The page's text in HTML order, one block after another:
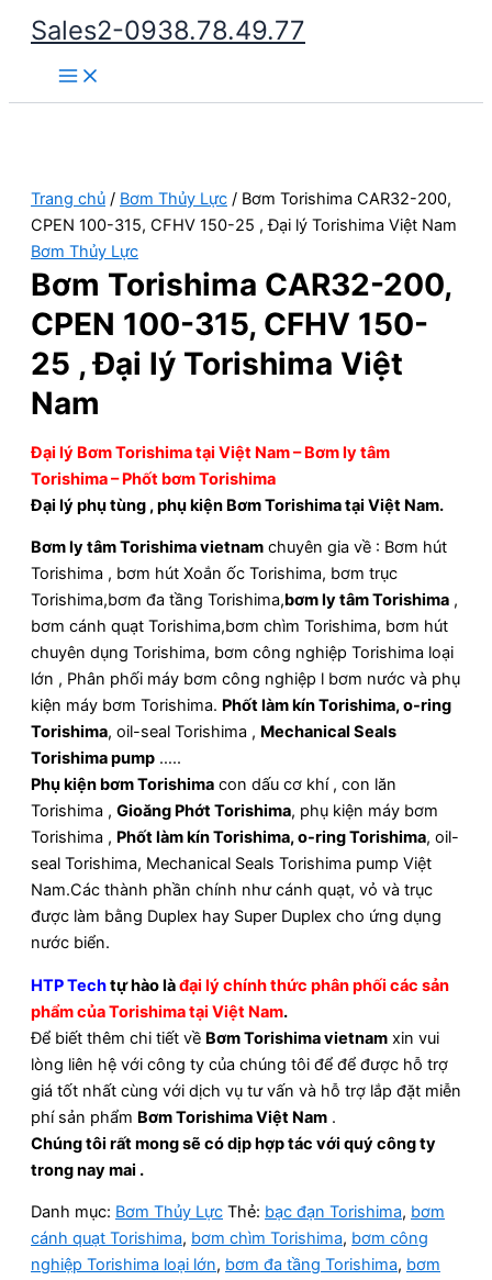
Nhảy
dung
Sales2-0938.78.49.77
Main
Menu
Trang chủ / Bơm Thủy Lực / Bơm Torishima CAR32-200,
CPEN 100-315, CFHV 150-25 , Đại lý Torishima Việt Nam
Bơm Thủy Lực
Bơm Torishima CAR32-200,
CPEN 100-315, CFHV 150-
25 , Đại lý Torishima Việt
Nam
Đại lý Bơm Torishima tại Việt Nam – Bơm ly tâm
Torishima – Phốt bơm Torishima
Đại lý phụ tùng , phụ kiện Bơm Torishima tại Việt Nam.
Bơm ly tâm Torishima vietnam chuyên gia về : Bơm hút
Torishima , bơm hút Xoắn ốc Torishima, bơm trục
Torishima,bơm đa tầng Torishima,bơm ly tâm Torishima ,
bơm cánh quạt Torishima,bơm chìm Torishima, bơm hút
chuyên dụng Torishima, bơm công nghiệp Torishima loại
lớn , Phân phối máy bơm công nghiệp l bơm nước và phụ
kiện máy bơm Torishima. Phốt làm kín Torishima, o-ring
Torishima, oil-seal Torishima , Mechanical Seals
Torishima pump …..
Phụ kiện bơm Torishima con dấu cơ khí , con lăn
Torishima , Gioăng Phớt Torishima, phụ kiện máy bơm
Torishima , Phốt làm kín Torishima, o-ring Torishima, oil-
seal Torishima, Mechanical Seals Torishima pump Việt
Nam.Các thành phần chính như cánh quạt, vỏ và trục
được làm bằng Duplex hay Super Duplex cho ứng dụng
nước biển.
HTP Techtự hào làđại lý chính thức phân phối các sản
phẩm của Torishima tại Việt Nam.
Để biết thêm chi tiết về Bơm Torishima vietnam xin vui
lòng liên hệ với công ty của chúng tôi để để được hỗ trợ
giá tốt nhất cùng với dịch vụ tư vấn và hỗ trợ lắp đặt miễn
phí sản phẩm Bơm Torishima Việt Nam .
Chúng tôi rất mong sẽ có dịp hợp tác với quý công ty
trong nay mai .
Danh mục: Bơm Thủy Lực Thẻ: bạc đạn Torishima, bơm
cánh quạt Torishima, bơm chìm Torishima, bơm công
nghiệp Torishima loại lớn, bơm đa tầng Torishima, bơm